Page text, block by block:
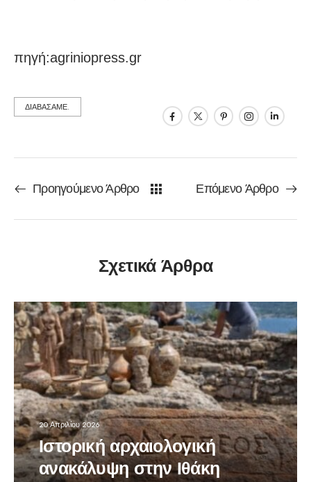
πηγή:agriniopress.gr
ΔΙΑΒΑΣΑΜΕ.
Προηγούμενο Άρθρο Επόμενο Άρθρο
Σχετικά Άρθρα
20 Απριλίου 2026
Ιστορική αρχαιολογική
ανακάλυψη στην Ιθάκη